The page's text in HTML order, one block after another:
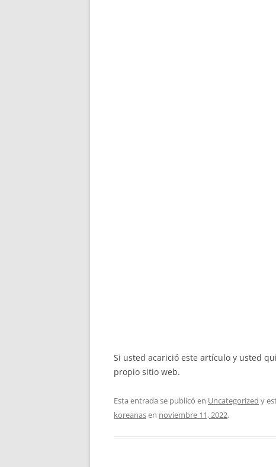
Si usted acarició este artículo y usted
propio sitio web.
Esta entrada se publicó en Uncategorized y
koreanasen noviembre 11, 2022.